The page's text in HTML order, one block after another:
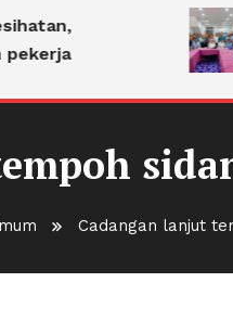
Cadangan lanjut
DUN